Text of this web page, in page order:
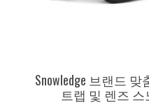
Snowledge 브랜드
트랩 및 렌즈